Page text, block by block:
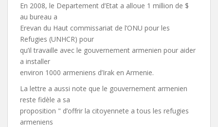
En 2008, le Departement d’Etat a alloue 1 million de $
au bureau a
Erevan du Haut commissariat de l’ONU pour les
Refugies (UNHCR) pour
qu’il travaille avec le gouvernement armenien pour aider
a installer
environ 1000 armeniens d’Irak en Armenie.
La lettre a aussi note que le gouvernement armenien
reste fidèle a sa
proposition " d’offrir la citoyennete a tous les refugies
armeniens